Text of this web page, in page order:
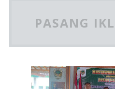
PASANG